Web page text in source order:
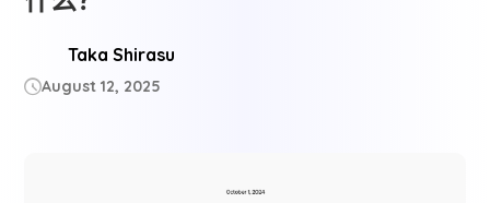
Taka Shirasu
August 12, 2025